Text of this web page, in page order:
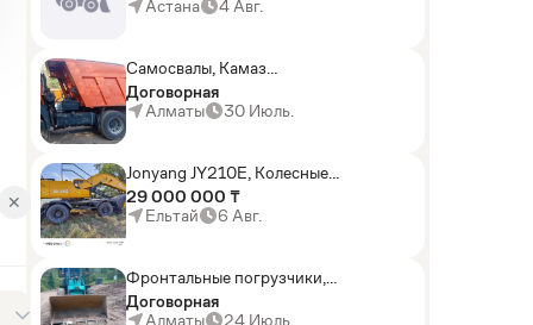
погрузчики,Горные
Астана 4 Авг.
Самосвалы, Камаз
АГП-29РТ (шасси
KАМАЗ-43114 6x6)
Договорная
Алматы
30 Июль.
Jonyang JY210E, Колесные
экскаваторы
29 000 000 ₸
Ельтай
6 Авг.
Фронтальные погрузчики,
Sunward ZYJ 320
Договорная
Алматы
24 Июль.
✕